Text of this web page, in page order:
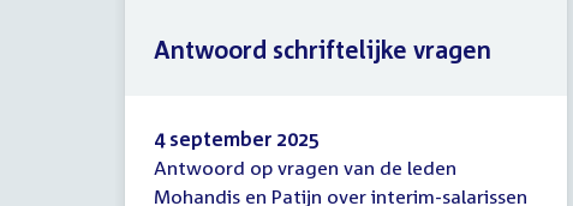
Antwoord
4 september 2025
Antwoord op vragen van de leden
Mohandis en Patijn over interim-salarissen
Antwoord schriftelijke vragen